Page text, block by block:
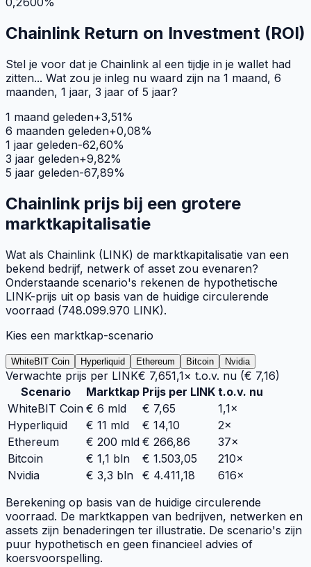
Chainlink Return on Investment (ROI)
Stel je voor dat je Chainlink al een tijdje in je wallet had
zitten... Wat zou je inleg nu waard zijn na 1 maand, 6
maanden, 1 jaar, 3 jaar of 5 jaar?
1 maand geleden+3,51%
6 maanden geleden+0,08%
1 jaar geleden-62,60%
3 jaar geleden+9,82%
5 jaar geleden-67,89%
Chainlinkprijs bij een grotere
marktkapitalisatie
Wat als Chainlink (LINK) de marktkapitalisatie van een
bekend bedrijf, netwerk of asset zou evenaren?
Onderstaande scenario's rekenen de hypothetische
LINK-prijs uit op basis van de huidige circulerende
voorraad (748.099.970 LINK).
Kies een marktkap-scenario
WhiteBIT Coin Hyperliquid Ethereum Bitcoin Nvidia
Verwachte prijs per LINK€ 7,651,1× t.o.v. nu (€ 7,16)
Scenario
Marktkap Prijs per LINK t.o.v. nu
WhiteBIT Coin € 6 mld € 7,65
1,1×
Hyperliquid
€ 11 mld € 14,10
2×
Ethereum
€ 200 mld € 266,86
37×
Bitcoin
€ 1,1 bln € 1.503,05
210×
Nvidia
€ 3,3 bln € 4.411,18
616×
Berekening op basis van de huidige circulerende
voorraad. De marktkappen van bedrijven, netwerken en
assets zijn benaderingen ter illustratie. De scenario's zijn
puur hypothetisch en geen financieel advies of
koersvoorspelling.